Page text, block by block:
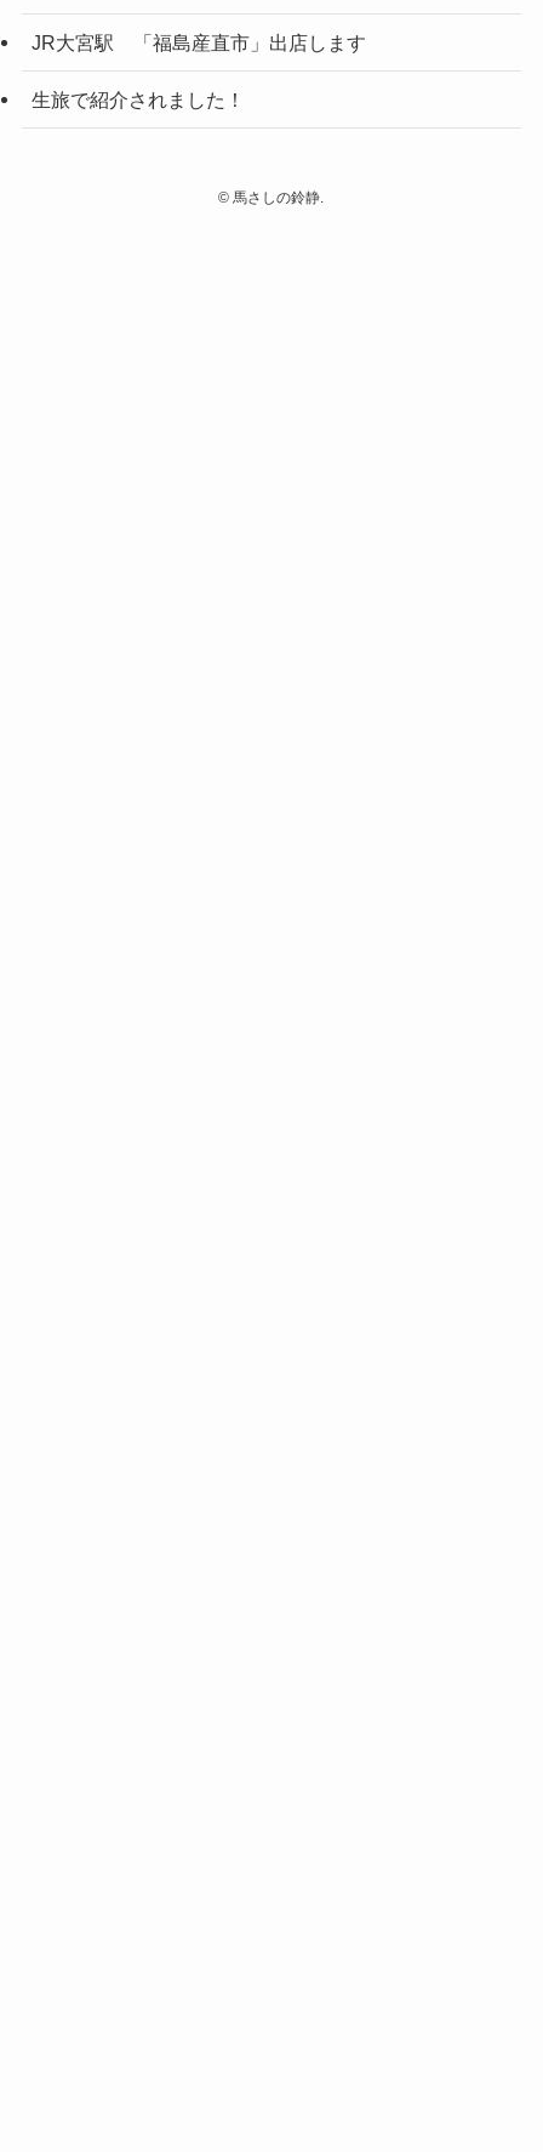
JR大宮駅 「福島産直市」出店します
生旅で紹介されました！
© 馬さしの鈴静.